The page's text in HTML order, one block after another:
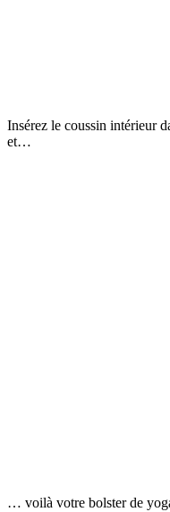
Insérez le coussin intérieur
et…
… voilà votre bolster de